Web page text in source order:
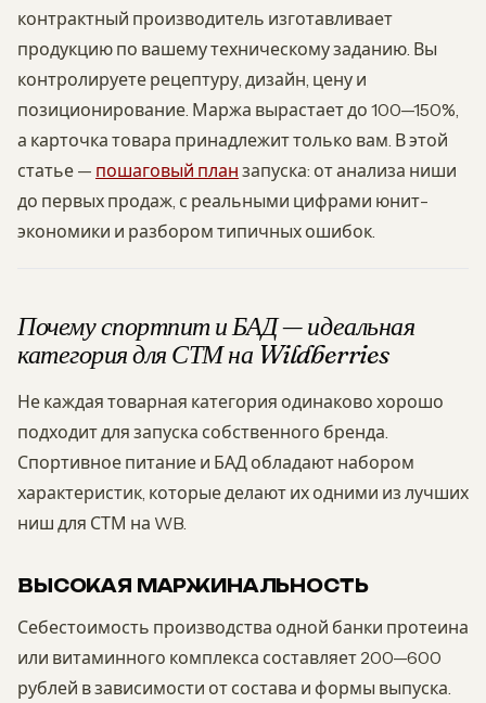
контрактный производитель изготавливает
продукцию по вашему техническому заданию. Вы
контролируете рецептуру, дизайн, цену и
позиционирование. Маржа вырастает до 100—150%,
а карточка товара принадлежит только вам. В этой
статье — пошаговый план запуска: от анализа ниши
до первых продаж, с реальными цифрами юнит-
экономики и разбором типичных ошибок.
Почему спортпит и БАД — идеальная
категория для СТМ на Wildberries
Не каждая товарная категория одинаково хорошо
подходит для запуска собственного бренда.
Спортивное питание и БАД обладают набором
характеристик, которые делают их одними из лучших
ниш для СТМ на WB.
ВЫСОКАЯ МАРЖИНАЛЬНОСТЬ
Себестоимость производства одной банки протеина
или витаминного комплекса составляет 200—600
рублей в зависимости от состава и формы выпуска.